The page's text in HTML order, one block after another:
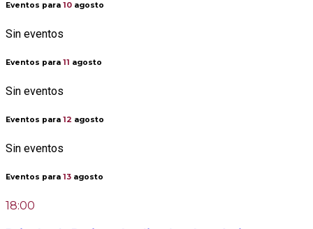
Eventos para 10 agosto
Sin eventos
Eventos para 11 agosto
Sin eventos
Eventos para 12 agosto
Sin eventos
Eventos para 13 agosto
18:00